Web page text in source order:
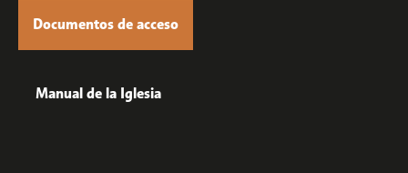
Documentos de acceso
Manual de la Iglesia